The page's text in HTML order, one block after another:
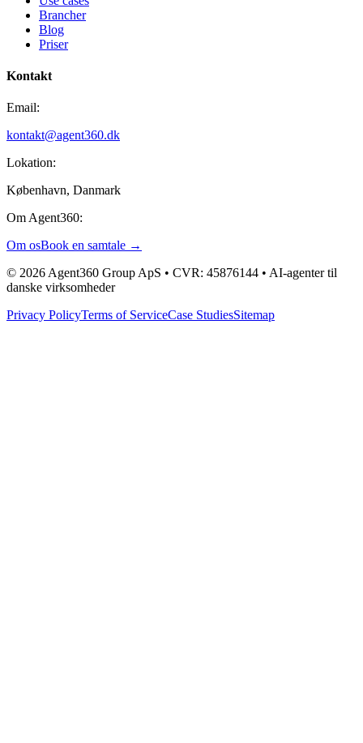
Brancher
Blog
Priser
Kontakt
Email:
kontakt@agent360.dk
Lokation:
København, Danmark
Om Agent360:
Om osBook en samtale →
© 2026 Agent360 Group ApS • CVR: 45876144 • AI-agenter til
danske virksomheder
Privacy PolicyTerms of ServiceCase StudiesSitemap